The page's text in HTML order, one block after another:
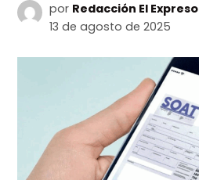
por Redacción El Expreso
13 de agosto de 2025